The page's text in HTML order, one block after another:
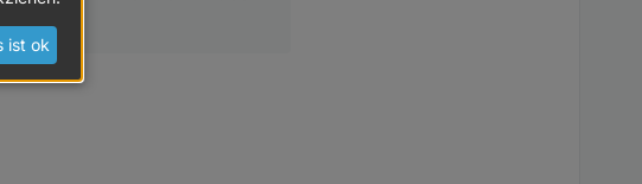
ist ok